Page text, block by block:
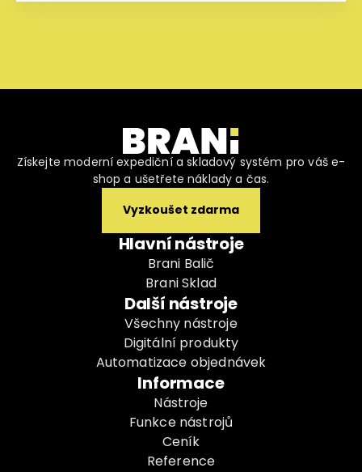
Získejte moderní expediční a skladový systém pro váš e-
shop a ušetřete náklady a čas.
Vyzkoušet zdarma
Hlavní nástroje
Brani Balič
Brani Sklad
Další nástroje
Všechny nástroje
Digitální produkty
Automatizace objednávek
Informace
Nástroje
Funkce nástrojů
Ceník
Reference